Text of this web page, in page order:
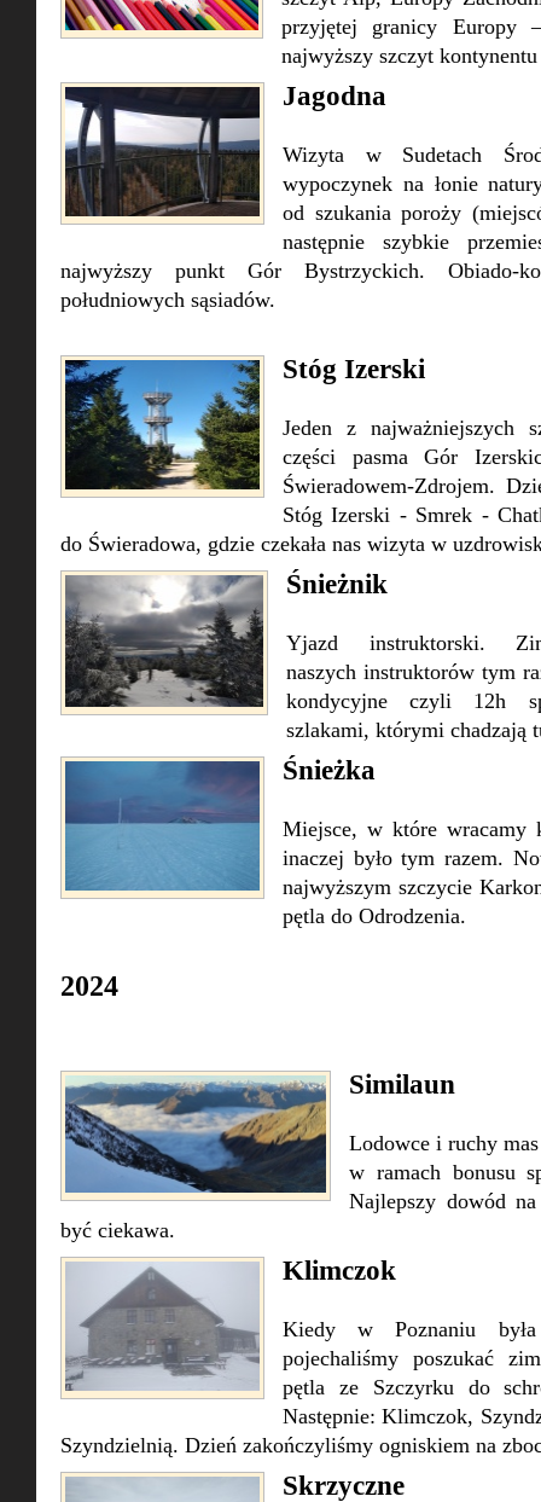
przyjętej granicy Europy
najwyższy szczyt
Jagodna
Wizyta w Sudetach
wypoczynek na łonie
od szukania poroży
następnie szybkie
najwyższy punkt Gór Bystrzyckich. Obiado-
południowych sąsiadów.
Stóg Izerski
Jeden z najważniejszych
części pasma Gór
Świeradowem-Zdrojem.
Stóg Izerski - Smrek -
do Świeradowa, gdzie czekała nas wizyta w
Śnieżnik
Yjazd instruktorski.
naszych instruktorów tym
kondycyjne czyli 12h
szlakami, którymi chadzają
Śnieżka
Miejsce, w które
inaczej było tym razem.
najwyższym szczycie
pętla do Odrodzenia.
2024
Similaun
Lodowce i ruchy
w ramach bonusu
Najlepszy dowód
być ciekawa.
Klimczok
Kiedy w Poznaniu
pojechaliśmy poszukać
pętla ze Szczyrku do
Następnie: Klimczok,
Szyndzielnią. Dzień zakończyliśmy ogniskiem na
Skrzyczne